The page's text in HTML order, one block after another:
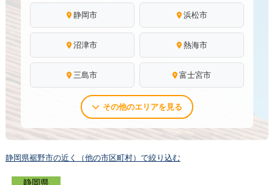
静岡市 浜松市
沼津市 熱海市
三島市 富士宮市
その他のエリアを見る
静岡県裾野市の近く（他の市区町村）で絞り込む
静岡県